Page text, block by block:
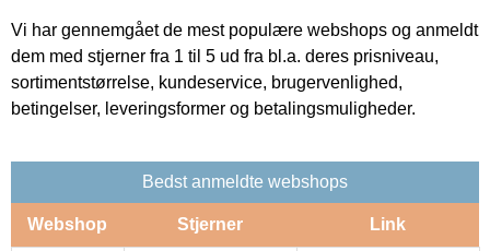
Vi har gennemgået de mest populære webshops og anmeldt
dem med stjerner fra 1 til 5 ud fra bl.a. deres prisniveau,
sortimentstørrelse, kundeservice, brugervenlighed,
betingelser, leveringsformer og betalingsmuligheder.
Bedst anmeldte webshops
Webshop Stjerner Link